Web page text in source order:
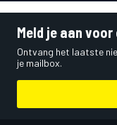
Meld je aan
Ontvang het laatste
je mailbox.